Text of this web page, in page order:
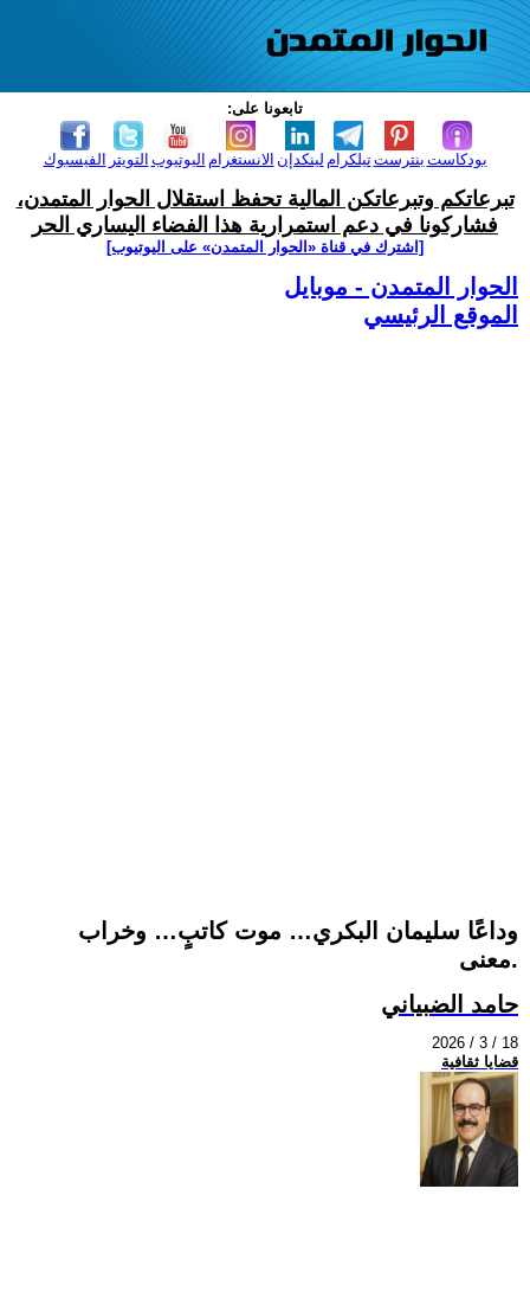
تابعونا على:
الفيسبوك التويتر اليوتيوب الانستغرام لينكدإن تيلكرامبنترست بودكاست
تبرعاتكم وتبرعاتكن المالية تحفظ استقلال الحوار المتمدن،
فشاركونا في دعم استمرارية هذا الفضاء اليساري الحر
[اشترك في قناة ‫«الحوار المتمدن» على اليوتيوب]
الحوار المتمدن - موبايل
الموقع الرئيسي
وداعًا سليمان البكري… موت كاتبٍ… وخراب
معنى.
حامد الضبياني
2026 / 3 / 18
قضايا ثقافية